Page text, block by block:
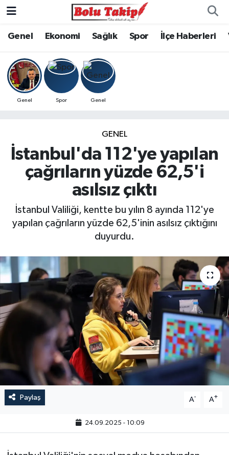
Genel Ekonomi Sağlık Spor İlçe Haberleri
Genel Spor Genel
GENEL
İstanbul'da 112'ye yapılan
çağrıların yüzde 62,5'i
asılsız çıktı
İstanbul Valiliği, kentte bu yılın 8 ayında 112'ye
yapılan çağrıların yüzde 62,5'inin asılsız çıktığını
duyurdu.
Paylaş A- A+
24.09.2025 - 10:09